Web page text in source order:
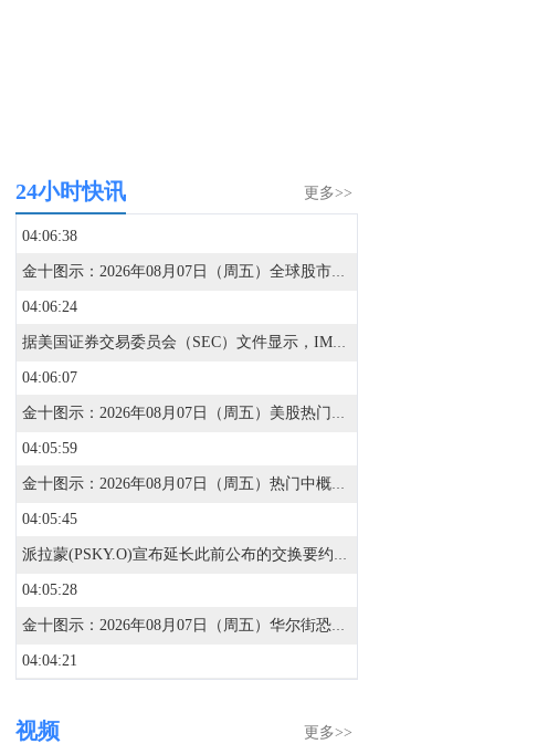
更多>>
24小时快讯
04:06:38
金十图示：2026年08月07日（周五）全球股市指数-美洲市场（收盘）
04:06:24
据美国证券交易委员会（SEC）文件显示，IMG财富管理持有212股SpaceX(SPCX.O)A类股份。
04:06:07
金十图示：2026年08月07日（周五）美股热门股票行情一览（美股收盘）
04:05:59
金十图示：2026年08月07日（周五）热门中概股行情一览（美股收盘）
04:05:45
派拉蒙(PSKY.O)宣布延长此前公布的交换要约和要约收购的到期日期。
04:05:28
金十图示：2026年08月07日（周五）华尔街恐惧与贪婪指数（美盘后）
04:04:21
04:03:41 更多>>
视频